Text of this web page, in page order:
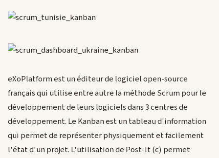
eXoPlatform est un éditeur de logiciel open-source
français qui utilise entre autre la méthode Scrum pour le
développement de leurs logiciels dans 3 centres de
développement. Le Kanban est un tableau d'information
qui permet de représenter physiquement et facilement
l'état d'un projet. L'utilisation de Post-It (c) permet